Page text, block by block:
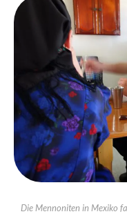
Die Mennoniten in Mexiko